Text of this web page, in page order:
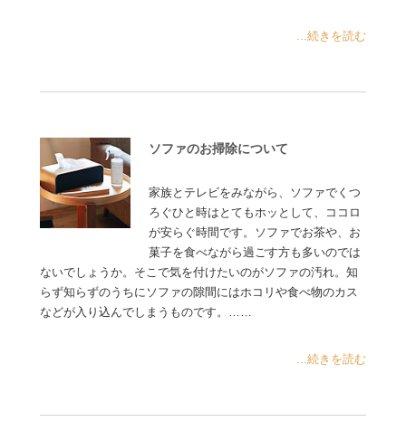
...続きを読む
ソファのお掃除について
家族とテレビをみながら、ソファでくつ
ろぐひと時はとてもホッとして、ココロ
が安らぐ時間です。ソファでお茶や、お
菓子を食べながら過ごす方も多いのでは
ないでしょうか。そこで気を付けたいのがソファの汚れ。知
らず知らずのうちにソファの隙間にはホコリや食べ物のカス
などが入り込んでしまうものです。……
...続きを読む